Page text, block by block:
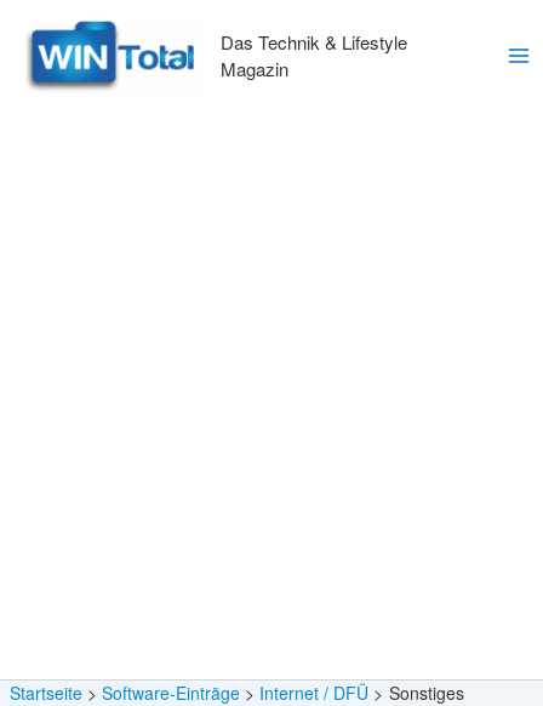
Inhalt
springen
Das Technik & Lifestyle
Magazin
Startseite Software-Einträge Internet / DFÜ Sonstiges